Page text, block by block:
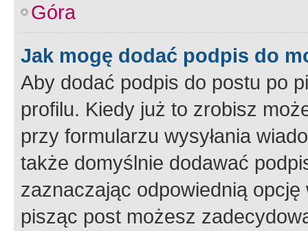
Góra
Jak mogę dodać podpis do
Aby dodać podpis do postu po
profilu. Kiedy już to zrobisz
przy formularzu wysyłania
także domyślnie dodawać
zaznaczając odpowiednią
pisząc post możesz